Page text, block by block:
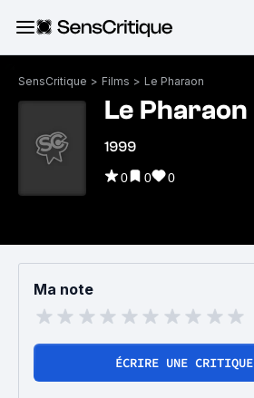
SensCritique > Films > Le Pharaon
Le Pharaon
1999
0 0 0
Ma note
ÉCRIRE UNE CRITIQUE